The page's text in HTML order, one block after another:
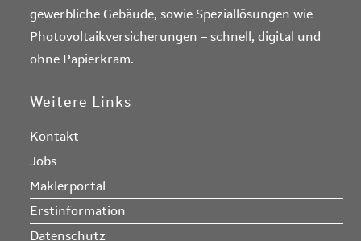
gewerbliche Gebäude, sowie Speziallösungen wie
Photovoltaikversicherungen – schnell, digital und
ohne Papierkram.
Weitere Links
Kontakt
Jobs
Maklerportal
Erstinformation
Datenschutz